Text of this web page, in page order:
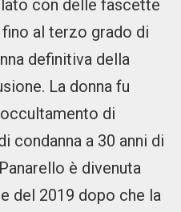
con delle fascette
al terzo grado di
definitiva della
La donna fu
di
condanna a 30 anni di
è divenuta
del 2019 dopo che la